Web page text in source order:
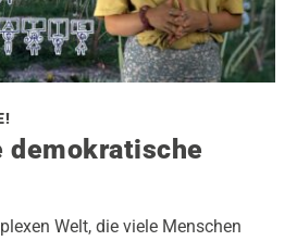
demokratische
Welt, die viele Menschen